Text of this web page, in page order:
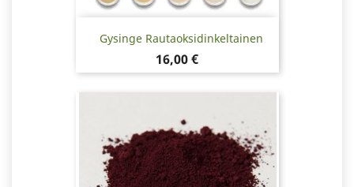
Gysinge Rautaoksidinkeltainen
Hinta
16,00 €